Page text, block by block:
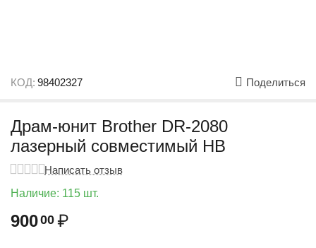
КОД: 98402327 Поделиться
Драм-юнит Brother DR-2080
лазерный совместимый HB
Написать отзыв
Наличие: 115 шт.
90000 ₽